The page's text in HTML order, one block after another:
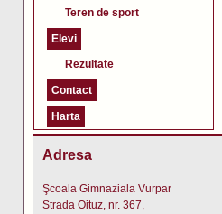
Teren de sport
Elevi
Rezultate
Contact
Harta
Adresa
Şcoala Gimnaziala Vurpar
Strada Oituz, nr. 367,